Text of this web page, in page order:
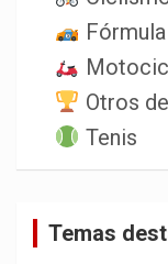
Fórmula
Otros
Tenis
Temas